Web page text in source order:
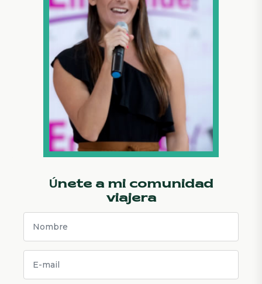
Únete a mi comunidad
viajera